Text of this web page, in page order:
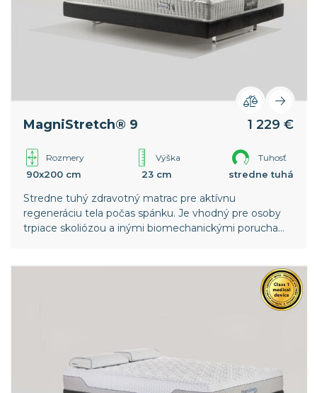
MagniStretch® 9 1 229 €
Rozmery
90x200 cm
Výška
23 cm
Tuhosť
stredne tuhá
Stredne tuhý zdravotný matrac pre aktívnu
regeneráciu tela počas spánku. Je vhodný pre osoby
trpiace skoliózou a inými biomechanickými poruchami